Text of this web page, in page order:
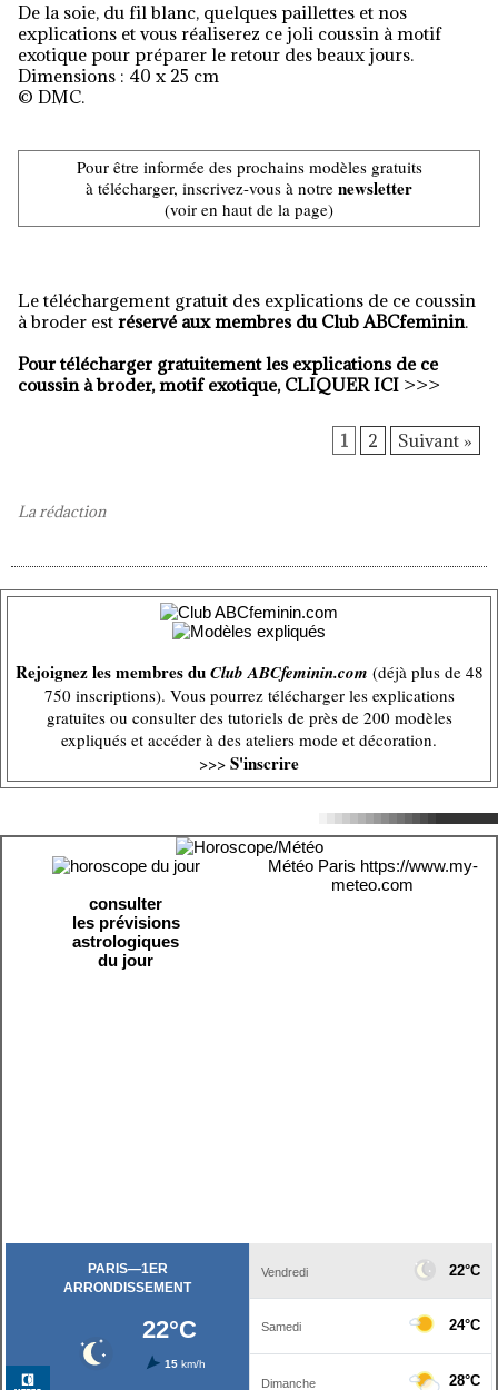
De la soie, du fil blanc, quelques paillettes et nos
explications et vous réaliserez ce joli coussin à motif
exotique pour préparer le retour des beaux jours.
Dimensions : 40 x 25 cm
© DMC.
Pour être informée des prochains modèles gratuits
à télécharger, inscrivez-vous à notre newsletter
(voir en haut de la page)
Le téléchargement gratuit des explications de ce coussin
à broder est réservé aux membres du Club ABCfeminin.
Pour télécharger gratuitement les explications de ce
coussin à broder, motif exotique, CLIQUER ICI >>>
1 2 Suivant »
La rédaction
Rejoignez les membres duClub ABCfeminin.com (déjà plus de 48
750 inscriptions). Vous pourrez télécharger les explications
gratuites ou consulter des tutoriels de près de 200 modèles
expliqués et accéder à des ateliers mode et décoration.
>>> S'inscrire
consulter
les prévisions
astrologiques
du jour
Météo Paris https://www.my-
meteo.com